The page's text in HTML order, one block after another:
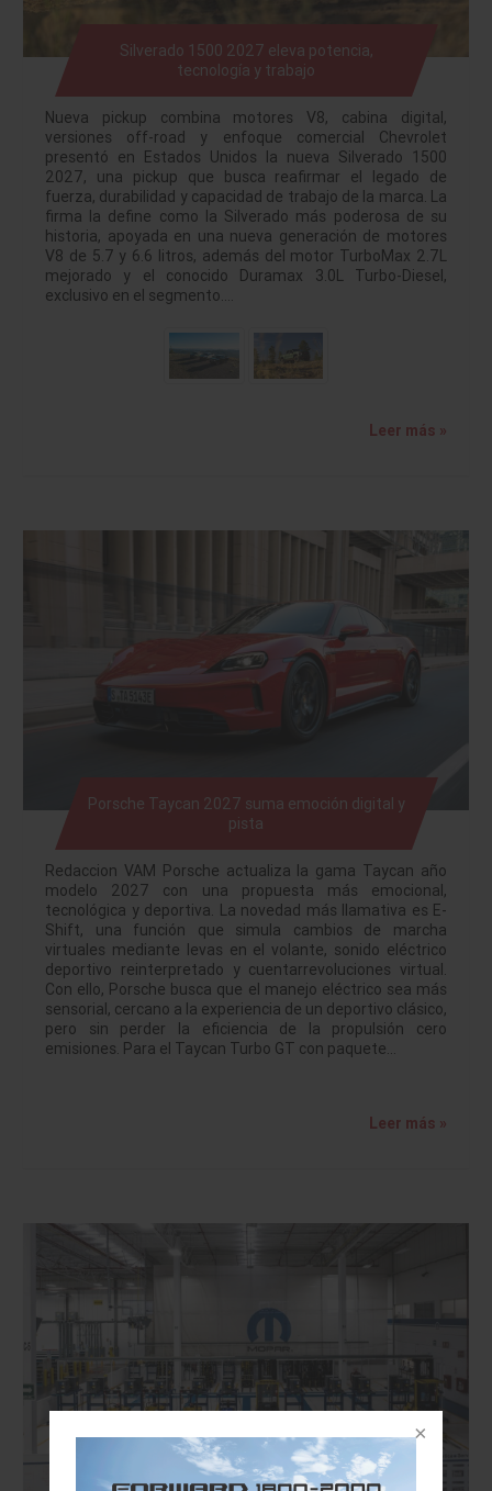
Silverado 1500 2027 eleva potencia,
tecnología y trabajo
Nueva pickup combina motores V8, cabina digital,
versiones off-road y enfoque comercial Chevrolet
presentó en Estados Unidos la nueva Silverado 1500
2027, una pickup que busca reafirmar el legado de
fuerza, durabilidad y capacidad de trabajo de la marca. La
firma la define como la Silverado más poderosa de su
historia, apoyada en una nueva generación de motores
V8 de 5.7 y 6.6 litros, además del motor TurboMax 2.7L
mejorado y el conocido Duramax 3.0L Turbo-Diesel,
exclusivo en el segmento.…
Leer más »
Porsche Taycan 2027 suma emoción digital y
pista
Redaccion VAM Porsche actualiza la gama Taycan año
modelo 2027 con una propuesta más emocional,
tecnológica y deportiva. La novedad más llamativa es E-
Shift, una función que simula cambios de marcha
virtuales mediante levas en el volante, sonido eléctrico
deportivo reinterpretado y cuentarrevoluciones virtual.
Con ello, Porsche busca que el manejo eléctrico sea más
sensorial, cercano a la experiencia de un deportivo clásico,
pero sin perder la eficiencia de la propulsión cero
emisiones. Para el Taycan Turbo GT con paquete…
Leer más »